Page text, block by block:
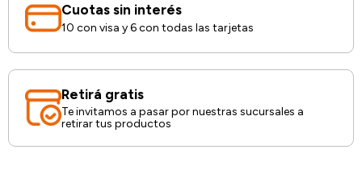
Cuotas sin interés
10 con visa y 6 con todas las tarjetas
Retirá gratis
Te invitamos a pasar por nuestras sucursales a
retirar tus productos